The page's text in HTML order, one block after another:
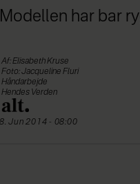
Modellen har bar
Af: Elisabeth Kruse
Foto: Jacqueline Fluri
Håndarbejde
Hendes Verden
8. Jun 2014 - 08:00